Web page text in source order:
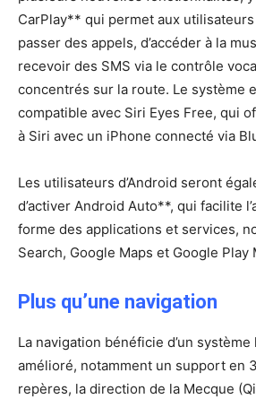
CarPlay** qui permet aux utilisateurs
passer des appels, d’accéder à la
recevoir des SMS via le contrôle
concentrés sur la route. Le système
compatible avec Siri Eyes Free, qui
à Siri avec un iPhone connecté via
Les utilisateurs d’Android seront
d’activer Android Auto**, qui facilite
forme des applications et services,
Search, Google Maps et Google Play
Plus qu’une navigation
La navigation bénéficie d’un
amélioré, notamment un support en
repères, la direction de la Mecque